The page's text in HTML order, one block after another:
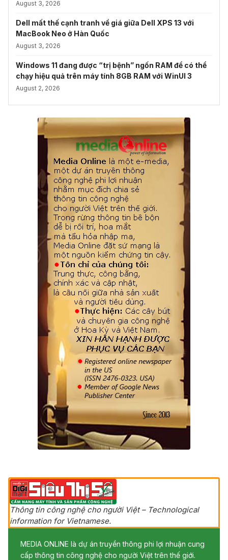
August 3, 2026
Dell mất thế cạnh tranh về giá giữa Dell XPS 13 với
MacBook Neo ở Hàn Quốc
August 3, 2026
Windows 11 đang được “trị bệnh” ngốn RAM để có thể
chạy hiệu quả trên máy tính 8GB RAM với WinUI 3
August 2, 2026
Thông tin công nghệ cho người Việt – Technological
information for Vietnamese.
MEDIA ONLINE là dự án truyền thông phi lợi nhuận cung
cấp thông tin công nghệ cho người Việt trên thế giới.